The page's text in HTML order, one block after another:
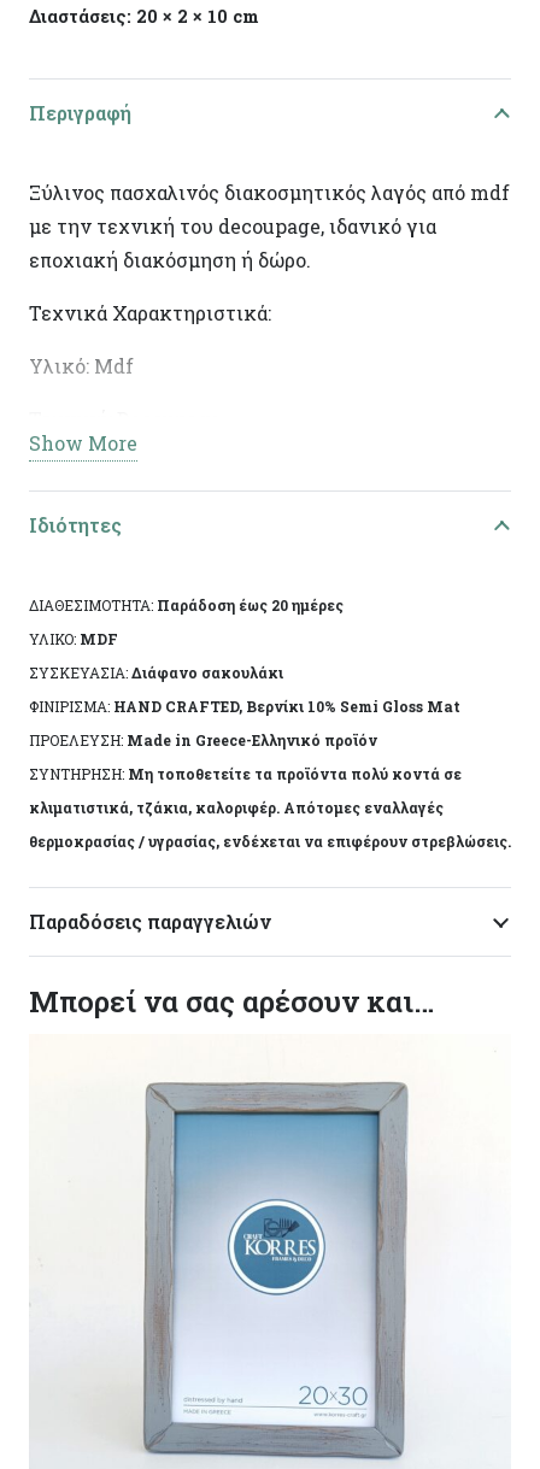
Διαστάσεις: 20 × 2 × 10 cm
Περιγραφή
Ξύλινος πασχαλινός διακοσμητικός λαγός από mdf
με την τεχνική του decoupage, ιδανικό για
εποχιακή διακόσμηση ή δώρο.
Τεχνικά Χαρακτηριστικά:
Υλικό: Mdf
Ειδικά χαρακτηριστικά: Χειροποίητη κατασκευή,
Το αντικείμενο ενδέχεται να φέρει ελάχιστες
αποκλίσεις ανά προϊόν λόγω της χειροποίητης
κατασκευής του. Made in Greece, by Korres Craft
Show More
Ιδιότητες
ΔΙΑΘΕΣΙΜΟΤΗΤΑ: Παράδοση έως 20 ημέρες
ΥΛΙΚΟ: MDF
ΣΥΣΚΕΥΑΣΙΑ:Διάφανο σακουλάκι
ΦΙΝΙΡΙΣΜΑ: HAND CRAFTED, Βερνίκι 10% Semi Gloss Mat
ΠΡΟΕΛΕΥΣΗ: Made in Greece-Ελληνικό προϊόν
ΣΥΝΤΗΡΗΣΗ: Μη τοποθετείτε τα προϊόντα πολύ κοντά σε
κλιματιστικά, τζάκια, καλοριφέρ. Απότομες εναλλαγές
θερμοκρασίας / υγρασίας, ενδέχεται να επιφέρουν στρεβλώσεις.
Παραδόσεις παραγγελιών
Μπορεί να σας αρέσουν και…